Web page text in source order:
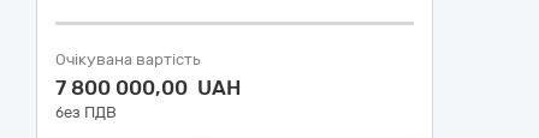
Очікувана вартість
7 800 000,00 UAH
без ПДВ